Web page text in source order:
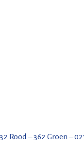
Rood – 362 Groen –